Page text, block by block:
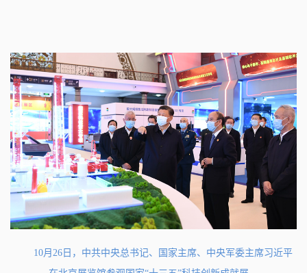
10月26日，中共中央总书记、国家主席、中央军委主席习近平